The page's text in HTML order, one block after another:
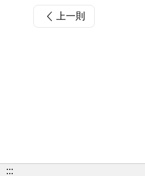
上一則
:::